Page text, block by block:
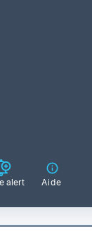
alert Aide